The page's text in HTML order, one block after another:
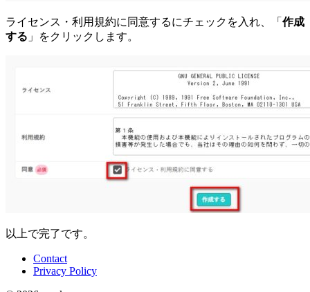
ライセンス・利用規約に同意するにチェックを入れ、「 作成
する 」をクリックします。
以上で完了です。
Contact
Privacy Policy